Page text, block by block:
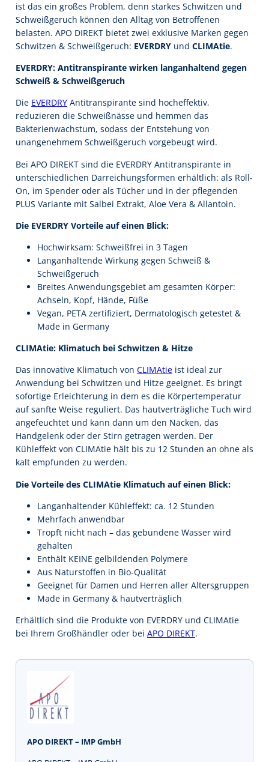
ist das ein großes Problem, denn starkes Schwitzen und
Schweißgeruch können den Alltag von Betroffenen
belasten. APO DIREKT bietet zwei exklusive Marken gegen
Schwitzen & Schweißgeruch: EVERDRY und CLIMAtie.
EVERDRY: Antitranspirante wirken langanhaltend gegen
Schweiß & Schweißgeruch
Die EVERDRY Antitranspirante sind hocheffektiv,
reduzieren die Schweißnässe und hemmen das
Bakterienwachstum, sodass der Entstehung von
unangenehmem Schweißgeruch vorgebeugt wird.
Bei APO DIREKT sind die EVERDRY Antitranspirante in
unterschiedlichen Darreichungsformen erhältlich: als Roll-
On, im Spender oder als Tücher und in der pflegenden
PLUS Variante mit Salbei Extrakt, Aloe Vera & Allantoin.
Die EVERDRY Vorteile auf einen Blick:
Hochwirksam: Schweißfrei in 3 Tagen
Langanhaltende Wirkung gegen Schweiß &
Schweißgeruch
Breites Anwendungsgebiet am gesamten Körper:
Achseln, Kopf, Hände, Füße
Vegan, PETA zertifiziert, Dermatologisch getestet &
Made in Germany
CLIMAtie: Klimatuch bei Schwitzen & Hitze
Das innovative Klimatuch von CLIMAtie ist ideal zur
Anwendung bei Schwitzen und Hitze geeignet. Es bringt
sofortige Erleichterung in dem es die Körpertemperatur
auf sanfte Weise reguliert. Das hautverträgliche Tuch wird
angefeuchtet und kann dann um den Nacken, das
Handgelenk oder der Stirn getragen werden. Der
Kühleffekt von CLIMAtie hält bis zu 12 Stunden an ohne als
kalt empfunden zu werden.
Die Vorteile des CLIMAtie Klimatuch auf einen Blick:
Langanhaltender Kühleffekt: ca. 12 Stunden
Mehrfach anwendbar
Tropft nicht nach – das gebundene Wasser wird
gehalten
Enthält KEINE gelbildenden Polymere
Aus Naturstoffen in Bio-Qualität
Geeignet für Damen und Herren aller Altersgruppen
Made in Germany & hautverträglich
Erhältlich sind die Produkte von EVERDRY und CLIMAtie
bei Ihrem Großhändler oder bei APO DIREKT.
APO DIREKT – IMP GmbH